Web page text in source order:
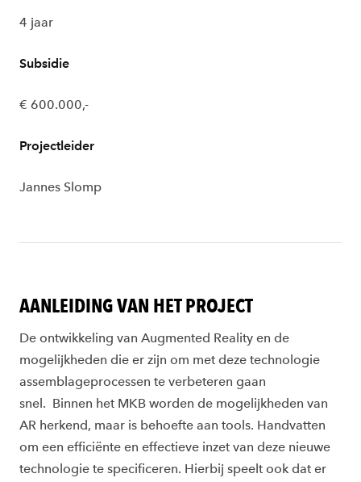
4 jaar
Subsidie
€ 600.000,-
Projectleider
Jannes Slomp
AANLEIDING VAN HET PROJECT
De ontwikkeling van Augmented Reality en de
mogelijkheden die er zijn om met deze technologie
assemblageprocessen te verbeteren gaan
snel. Binnen het MKB worden de mogelijkheden van
AR herkend, maar is behoefte aan tools. Handvatten
om een efficiënte en effectieve inzet van deze nieuwe
technologie te specificeren. Hierbij speelt ook dat er